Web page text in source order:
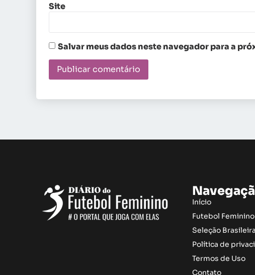
Site
Salvar meus dados neste navegador para a
Início
Futebol Feminino
Seleção Brasileira
Política de
Termos de Uso
Contato